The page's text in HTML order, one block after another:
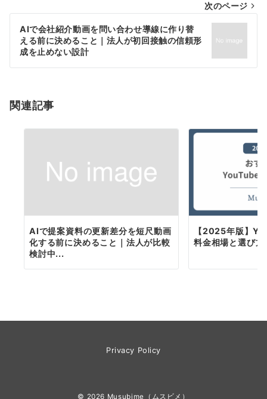
ビ
ゲ
ー
シ
ン
次のページ
AIで会社紹介動画を問い合わせ導線に作り替
える前に決めること｜法人が初回接触の信頼形
成を止めない設計
関連記事
AIで提案資料の更新差分を短尺動画
化する前に決めること｜法人が比較
検討中...
【2025年版】
料金相場と選び方
Privacy Policy
© 2026 Musubime（ムスビメ）